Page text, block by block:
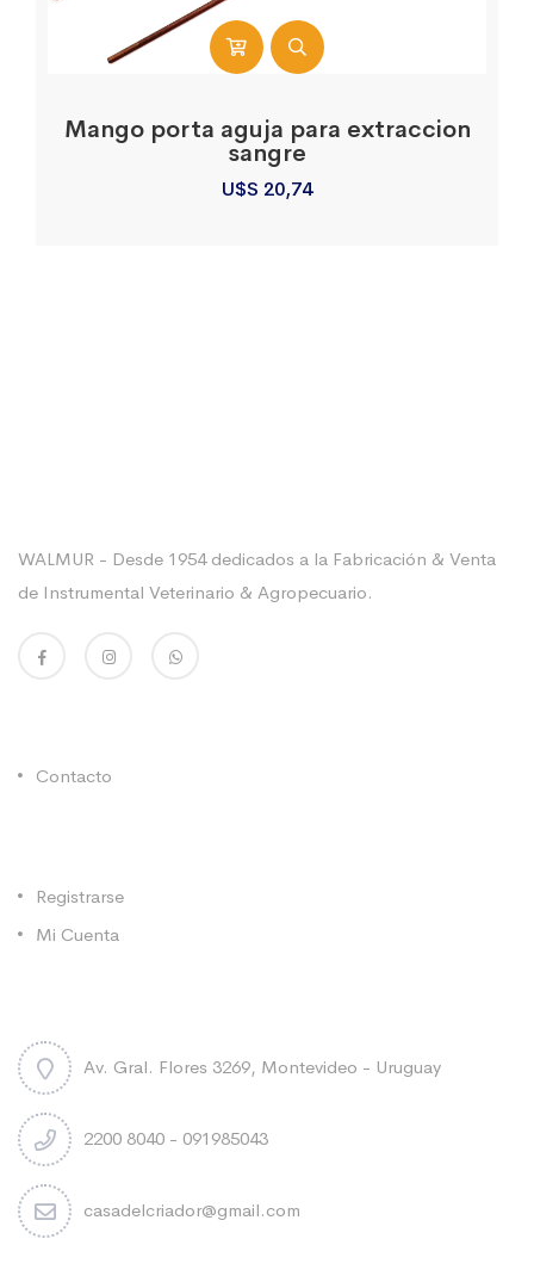
Mango porta aguja para extraccion
sangre
U$S 20,74
WALMUR - Desde 1954 dedicados a la Fabricación & Venta
de Instrumental Veterinario & Agropecuario.
Contacto
Registrarse
Mi Cuenta
Av. Gral. Flores 3269, Montevideo - Uruguay
2200 8040 - 091985043
casadelcriador@gmail.com